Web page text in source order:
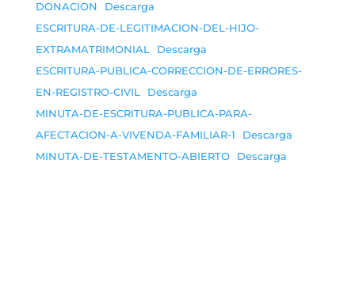
DONACION
Descarga
ESCRITURA-DE-LEGITIMACION-DEL-HIJO-
EXTRAMATRIMONIAL
Descarga
ESCRITURA-PUBLICA-CORRECCION-DE-ERRORES-
EN-REGISTRO-CIVIL
Descarga
MINUTA-DE-ESCRITURA-PUBLICA-PARA-
AFECTACION-A-VIVENDA-FAMILIAR-1
Descarga
MINUTA-DE-TESTAMENTO-ABIERTO
Descarga